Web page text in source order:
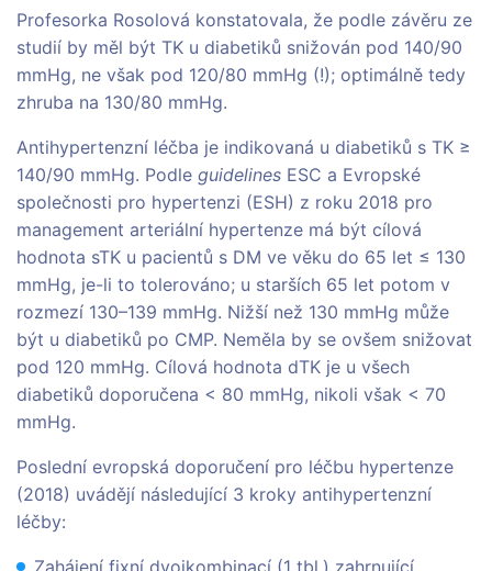
Profesorka Rosolová konstatovala, že podle závěru ze
studií by měl být TK u diabetiků snižován pod 140/90
mmHg, ne však pod 120/80 mmHg (!); optimálně tedy
zhruba na 130/80 mmHg.
Antihypertenzní léčba je indikovaná u diabetiků s TK ≥
140/90 mmHg. Podle guidelines ESC a Evropské
společnosti pro hypertenzi (ESH) z roku 2018 pro
management arteriální hypertenze má být cílová
hodnota sTK u pacientů s DM ve věku do 65 let ≤ 130
mmHg, je-li to tolerováno; u starších 65 let potom v
rozmezí 130–139 mmHg. Nižší než 130 mmHg může
být u diabetiků po CMP. Neměla by se ovšem snižovat
pod 120 mmHg. Cílová hodnota dTK je u všech
diabetiků doporučena < 80 mmHg, nikoli však < 70
mmHg.
Poslední evropská doporučení pro léčbu hypertenze
(2018) uvádějí následující 3 kroky antihypertenzní
léčby: